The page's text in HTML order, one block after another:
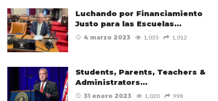
pública
Luchando por Financiamiento
Justo para las Escuelas…
4 marzo 2023 1,035 1,012
Students, Parents, Teachers &
Administrators…
31 enero 2023 1,020 998